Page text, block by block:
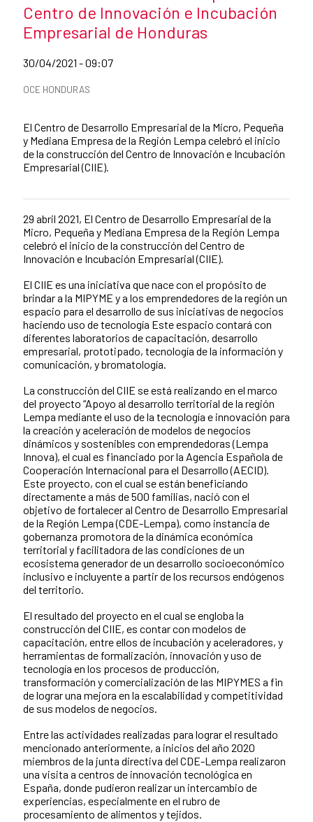
Centro de Innovación e Incubación
Empresarial de Honduras
Date of publication of the news item
30/04/2021 - 09:07
News categories
OCE HONDURAS
El Centro de Desarrollo Empresarial de la Micro, Pequeña
y Mediana Empresa de la Región Lempa celebró el inicio
de la construcción del Centro de Innovación e Incubación
Empresarial (CIIE).
News content
29 abril 2021, El Centro de Desarrollo Empresarial de la
Micro, Pequeña y Mediana Empresa de la Región Lempa
celebró el inicio de la construcción del Centro de
Innovación e Incubación Empresarial (CIIE).
El CIIE es una iniciativa que nace con el propósito de
brindar a la MIPYME y a los emprendedores de la región un
espacio para el desarrollo de sus iniciativas de negocios
haciendo uso de tecnología Este espacio contará con
diferentes laboratorios de capacitación, desarrollo
empresarial, prototipado, tecnología de la información y
comunicación, y bromatología.
La construcción del CIIE se está realizando en el marco
del proyecto “Apoyo al desarrollo territorial de la región
Lempa mediante el uso de la tecnología e innovación para
la creación y aceleración de modelos de negocios
dinámicos y sostenibles con emprendedoras (Lempa
Innova), el cual es financiado por la Agencia Española de
Cooperación Internacional para el Desarrollo (AECID).
Este proyecto, con el cual se están beneficiando
directamente a más de 500 familias, nació con el
objetivo de fortalecer al Centro de Desarrollo Empresarial
de la Región Lempa (CDE-Lempa), como instancia de
gobernanza promotora de la dinámica económica
territorial y facilitadora de las condiciones de un
ecosistema generador de un desarrollo socioeconómico
inclusivo e incluyente a partir de los recursos endógenos
del territorio.
El resultado del proyecto en el cual se engloba la
construcción del CIIE, es contar con modelos de
capacitación, entre ellos de incubación y aceleradores, y
herramientas de formalización, innovación y uso de
tecnología en los procesos de producción,
transformación y comercialización de las MIPYMES a fin
de lograr una mejora en la escalabilidad y competitividad
de sus modelos de negocios.
Entre las actividades realizadas para lograr el resultado
mencionado anteriormente, a inicios del año 2020
miembros de la junta directiva del CDE-Lempa realizaron
una visita a centros de innovación tecnológica en
España, donde pudieron realizar un intercambio de
experiencias, especialmente en el rubro de
procesamiento de alimentos y tejidos.